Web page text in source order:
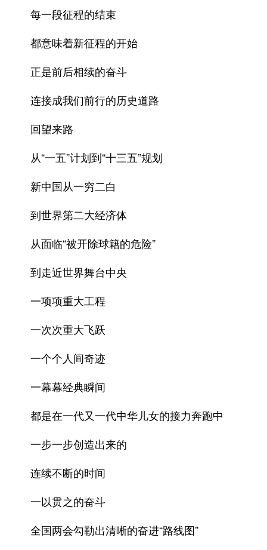
每一段征程的结束
都意味着新征程的开始
正是前后相续的奋斗
连接成我们前行的历史道路
回望来路
从“一五”计划到“十三五”规划
新中国从一穷二白
到世界第二大经济体
从面临“被开除球籍的危险”
到走近世界舞台中央
一项项重大工程
一次次重大飞跃
一个个人间奇迹
一幕幕经典瞬间
都是在一代又一代中华儿女的接力奔跑中
一步一步创造出来的
连续不断的时间
一以贯之的奋斗
全国两会勾勒出清晰的奋进“路线图”